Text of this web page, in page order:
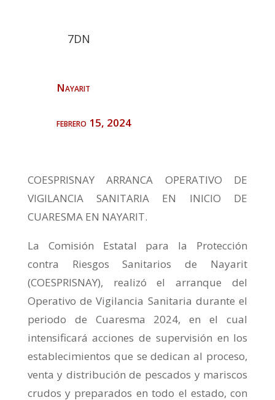
7DN
Nayarit
febrero 15, 2024
COESPRISNAY ARRANCA OPERATIVO DE
VIGILANCIA SANITARIA EN INICIO DE
CUARESMA EN NAYARIT.
La Comisión Estatal para la Protección
contra Riesgos Sanitarios de Nayarit
(COESPRISNAY), realizó el arranque del
Operativo de Vigilancia Sanitaria durante el
periodo de Cuaresma 2024, en el cual
intensificará acciones de supervisión en los
establecimientos que se dedican al proceso,
venta y distribución de pescados y mariscos
crudos y preparados en todo el estado, con